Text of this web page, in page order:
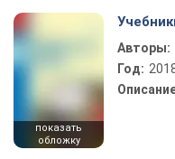
показать
обложку
Авторы:
Год: